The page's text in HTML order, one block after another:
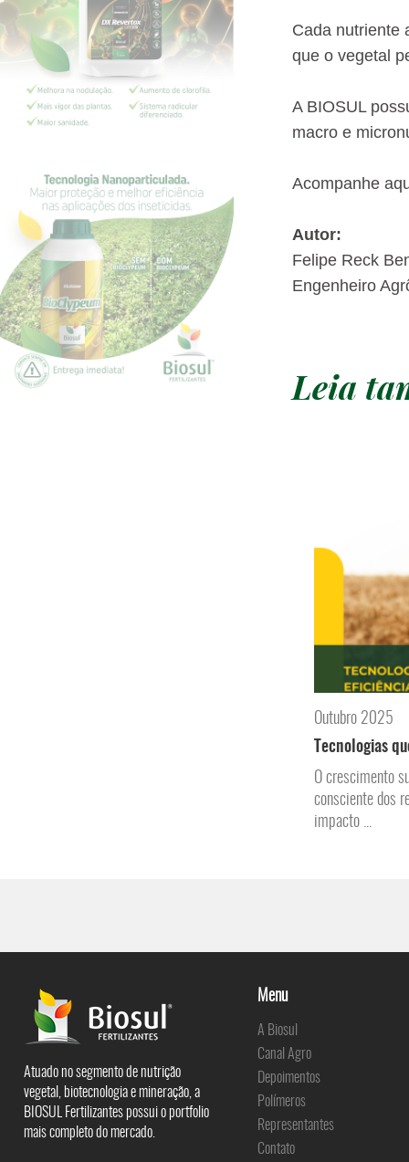
Cada nutriente
que o vegetal
A BIOSUL
macro e
Acompanhe
Autor:
Felipe Reck
Engenheiro
Leia
Outubro 2025
Tecnologias
O crescimento
consciente dos
impacto ...
Atuado no segmento de nutrição
vegetal, biotecnologia e mineração, a
BIOSUL Fertilizantes possui o portfolio
mais completo do mercado.
Menu
A Biosul
Canal Agro
Depoimentos
Polímeros
Representantes
Contato